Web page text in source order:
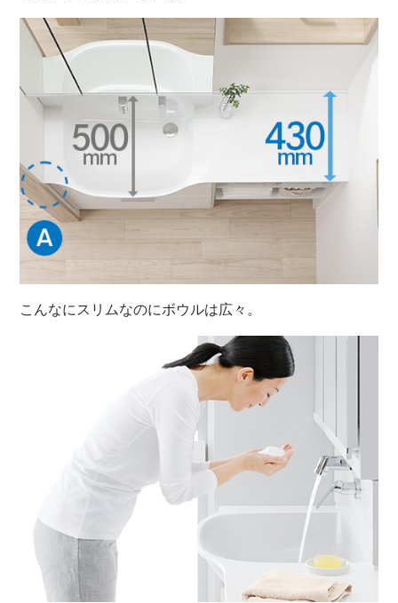
こんなにスリムなのにボウルは広々。